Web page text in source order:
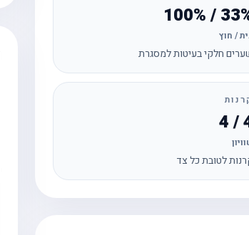
33% /
/ חוץ
חלקי בעיטות למסגרת
4
לטובת כל צד